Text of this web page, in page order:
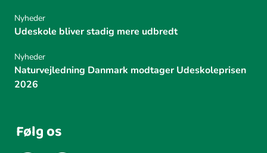
Nyheder
Udeskole bliver stadig mere udbredt
Nyheder
Naturvejledning Danmark modtager Udeskoleprisen
2026
Følg os